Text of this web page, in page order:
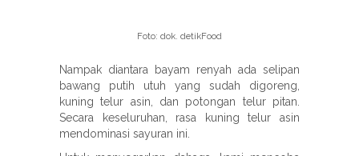
Foto: dok. detikFood
Nampak diantara bayam renyah ada selipan
bawang putih utuh yang sudah digoreng,
kuning telur asin, dan potongan telur pitan.
Secara keseluruhan, rasa kuning telur asin
mendominasi sayuran ini.